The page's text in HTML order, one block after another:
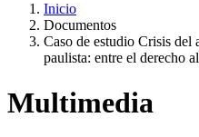
Inicio
Documentos
Caso de estudio Crisis del
paulista: entre el derecho
Multimedia